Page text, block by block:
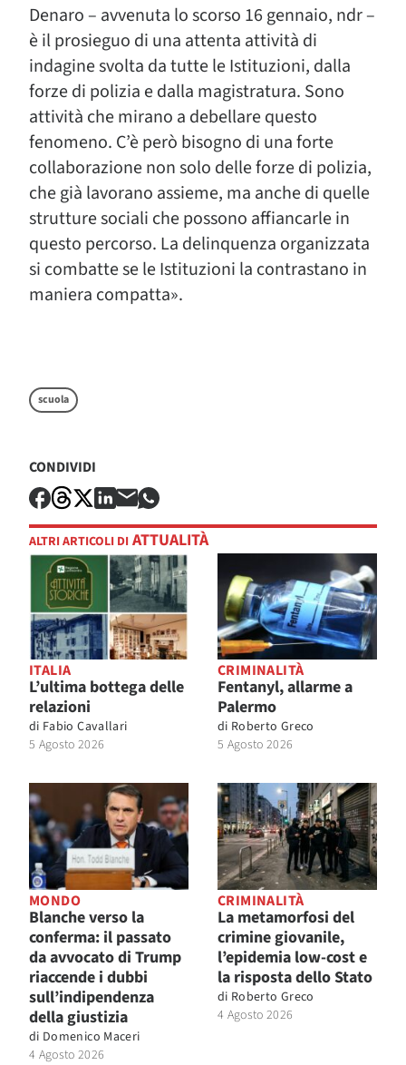
Denaro – avvenuta lo scorso 16 gennaio, ndr –
è il prosieguo di una attenta attività di
indagine svolta da tutte le Istituzioni, dalla
forze di polizia e dalla magistratura. Sono
attività che mirano a debellare questo
fenomeno. C’è però bisogno di una forte
collaborazione non solo delle forze di polizia,
che già lavorano assieme, ma anche di quelle
strutture sociali che possono affiancarle in
questo percorso. La delinquenza organizzata
si combatte se le Istituzioni la contrastano in
maniera compatta».
scuola
CONDIVIDI
ALTRI ARTICOLI DI ATTUALITÀ
ITALIA
L’ultima bottega delle
relazioni
di Fabio Cavallari
5 Agosto 2026
CRIMINALITÀ
Fentanyl, allarme a
Palermo
di Roberto Greco
5 Agosto 2026
MONDO
Blanche verso la
conferma: il passato
da avvocato di Trump
riaccende i dubbi
sull’indipendenza
della giustizia
di Domenico Maceri
4 Agosto 2026
CRIMINALITÀ
La metamorfosi del
crimine giovanile,
l’epidemia low-cost e
la risposta dello Stato
di Roberto Greco
4 Agosto 2026